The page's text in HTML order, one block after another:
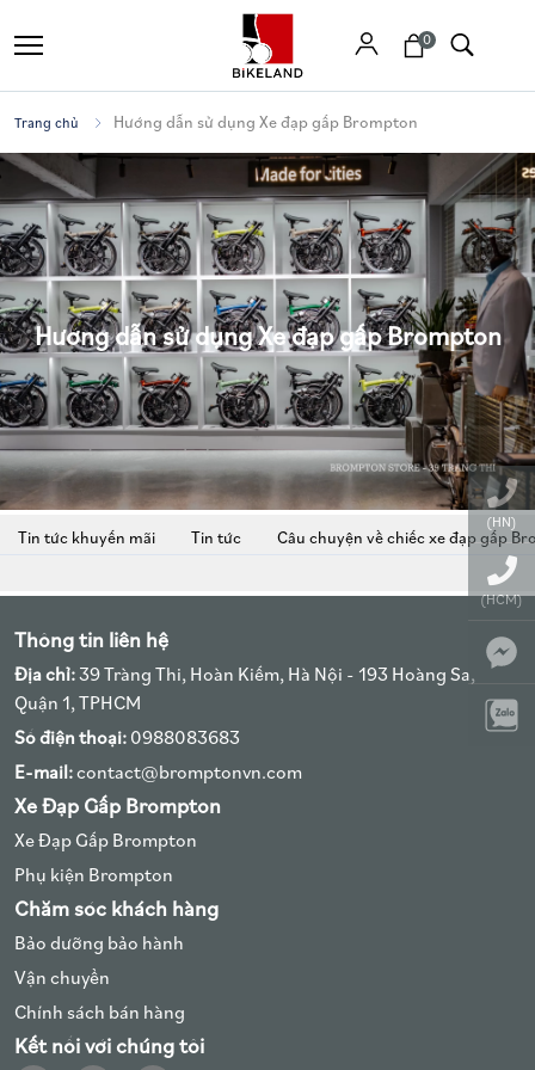
Tìm
kiếm
0
Trang chủ Hướng dẫn sử dụng Xe đạp gấp Brompton
Hướng dẫn sử dụng Xe đạp gấp Brompton
Tin tức khuyến mãi Tin tức Câu chuyện về chiếc xe đạp gấp
(HN)
(HCM)
Thông tin liên hệ
Địa chỉ:39 Tràng Thi, Hoàn Kiếm, Hà Nội - 193 Hoàng Sa,
Quận 1, TPHCM
Số điện thoại: 0988083683
E-mail:contact@bromptonvn.com
Xe Đạp Gấp Brompton
Xe Đạp Gấp Brompton
Phụ kiện Brompton
Chăm sóc khách hàng
Bảo dưỡng bảo hành
Vận chuyển
Chính sách bán hàng
Kết nối với chúng tôi